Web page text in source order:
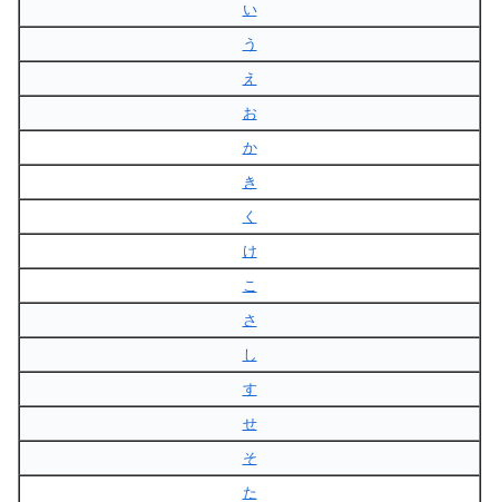
い
う
え
お
か
き
く
け
こ
さ
し
す
せ
そ
た